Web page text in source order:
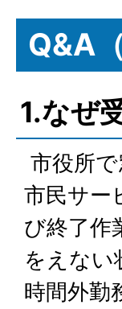
Q&A
1.なぜ
市役所
市民サー
び終了作
をえない
時間外勤